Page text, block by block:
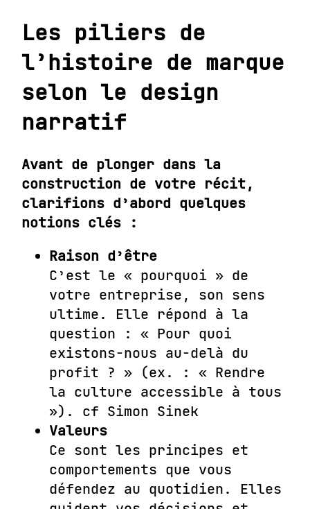
Les piliers de
l’histoire de marque
selon le design
narratif
Avant de plonger dans la
construction de votre récit,
clarifions d’abord quelques
notions clés :
Raison d’être
C’est le « pourquoi » de
votre entreprise, son sens
ultime. Elle répond à la
question : « Pour quoi
existons-nous au-delà du
profit ? » (ex. : « Rendre
la culture accessible à tous
»). cf Simon Sinek
Valeurs
Ce sont les principes et
comportements que vous
défendez au quotidien. Elles